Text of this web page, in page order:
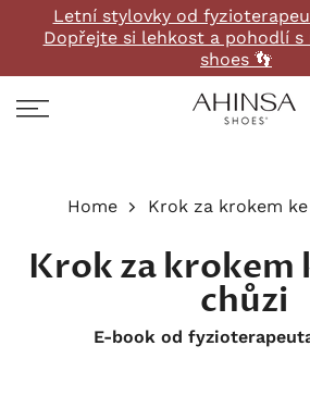
Přeskočit
Letní stylovky od
Dopřejte si lehkost a pohodlí s
shoes 👣
Home Krok za krokem
Krok za krokem
chůzi
E-book od